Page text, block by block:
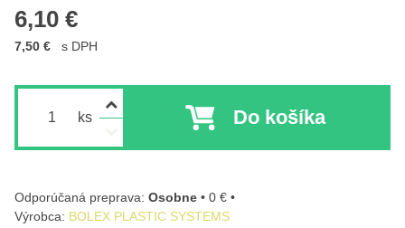
6,10 €
7,50 € s DPH
ks Do košíka
Osobne • 0 € •
Výrobca: BOLEX PLASTIC SYSTEMS